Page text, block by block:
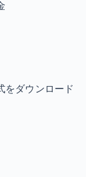
をダウンロード